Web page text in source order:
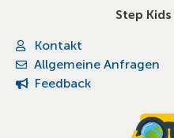
Step
Kontakt
Allgemeine Anfragen
Feedback